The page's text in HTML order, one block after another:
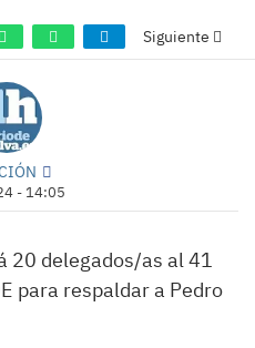
Siguiente
- 14:05
20 delegados/as al 41
para respaldar a Pedro